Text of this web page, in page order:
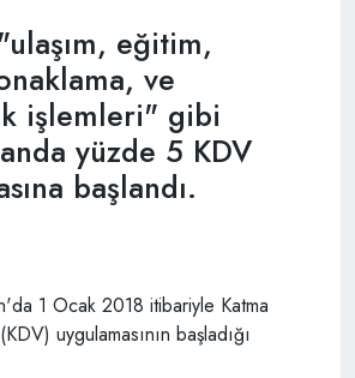
eğitim,
ve
işlemleri" gibi
yüzde 5 KDV
başlandı.
1 Ocak 2018 itibariyle Katma
uygulamasının başladığı